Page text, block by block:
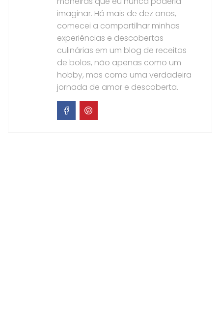
imaginar. Há mais de dez anos,
comecei a compartilhar minhas
experiências e descobertas
culinárias em um blog de receitas
de bolos, não apenas como um
hobby, mas como uma verdadeira
jornada de amor e descoberta.